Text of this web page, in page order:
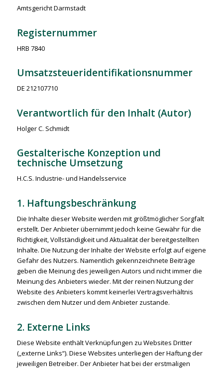
Amtsgericht Darmstadt
Registernummer
HRB 7840
Umsatzsteueridentifikationsnummer
DE 212107710
Verantwortlich für den Inhalt (Autor)
Holger C. Schmidt
Gestalterische Konzeption und
technische Umsetzung
H.C.S. Industrie- und Handelsservice
1. Haftungsbeschränkung
Die Inhalte dieser Website werden mit größtmöglicher Sorgfalt
erstellt. Der Anbieter übernimmt jedoch keine Gewähr für die
Richtigkeit, Vollständigkeit und Aktualität der bereitgestellten
Inhalte. Die Nutzung der Inhalte der Website erfolgt auf eigene
Gefahr des Nutzers. Namentlich gekennzeichnete Beiträge
geben die Meinung des jeweiligen Autors und nicht immer die
Meinung des Anbieters wieder. Mit der reinen Nutzung der
Website des Anbieters kommt keinerlei Vertragsverhältnis
zwischen dem Nutzer und dem Anbieter zustande.
2. Externe Links
Diese Website enthält Verknüpfungen zu Websites Dritter
(„externe Links“). Diese Websites unterliegen der Haftung der
jeweiligen Betreiber. Der Anbieter hat bei der erstmaligen